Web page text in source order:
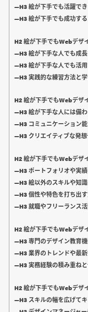
―H3 絵が下手でも活躍で
―H3 絵が下手でも成功す
H2 絵が下手でもWebデザ
―H3 絵が下手な人でも成
―H3 絵が下手な人でも活
―H3 実践的な練習方法と
H2 絵が下手でもWebデザ
―H3 絵が下手な人には備
―H3 コミュニケーション
―H3 クリエイティブな発
H2 絵が下手でもWebデザ
―H3 ポートフォリオや実
―H3 絵以外のスキルや知
―H3 個性や特色を打ち出
―H3 就職やフリーランス
H2 絵が下手でもWebデザ
―H3 専門のデザイン教育
―H3 業界のトレンドや最
―H3 実務経験の積み重ね
H2 絵が下手でもWebデザ
―H3 スキルの幅を広げて